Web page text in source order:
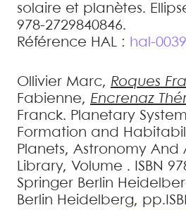
solaire et planètes.
978-2729840846.
Référence HAL : hal-
Ollivier Marc, Roques
Fabienne, Encrenaz
Franck. Planetary
Formation and
Planets, Astronomy And
Library, Volume . ISBN
Springer Berlin
Berlin Heidelberg,